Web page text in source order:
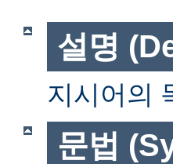
설명
지시어의
문법